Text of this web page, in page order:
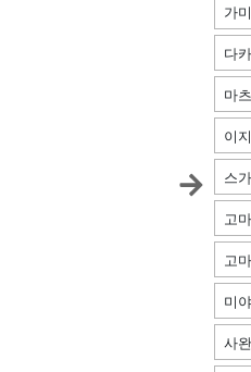
가
다
마
이
스
고
고
미
사